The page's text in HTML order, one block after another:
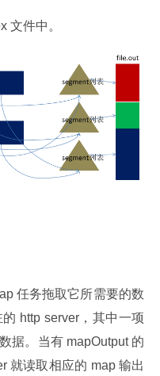
文件中。
任务拖取它所需要的数
http server，其中一项
据。当有 mapOutput 的
就读取相应的 map 输出